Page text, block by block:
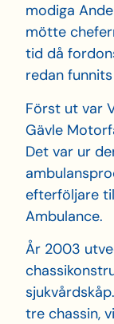
modiga
mötte
tid då
redan
Först ut var
Gävle
Det var ur
efterföljare
Ambulance.
År 2003
tre chassin,